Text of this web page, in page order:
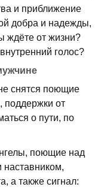
и приближение
добра и надежды,
ждёте от жизни?
голос?
снятся поющие
поддержки от
о пути, по
поющие над
наставником,
а также сигнал: